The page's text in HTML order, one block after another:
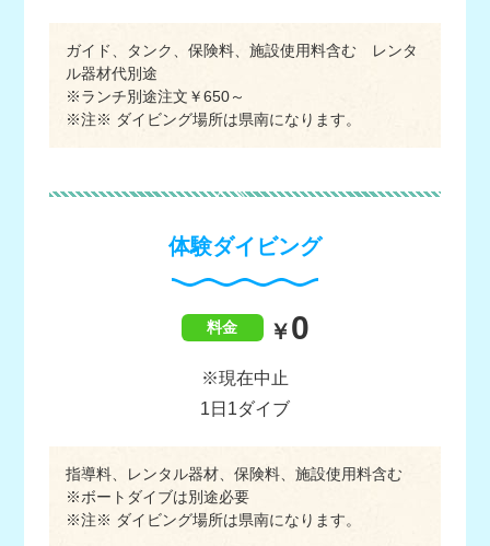
ガイド、タンク、保険料、施設使用料含む レンタ
ル器材代別途
※ランチ別途注文￥650～
※注※ ダイビング場所は県南になります。
体験ダイビング
料金 0
※現在中止
1日1ダイブ
指導料、レンタル器材、保険料、施設使用料含む
※ボートダイブは別途必要
※注※ ダイビング場所は県南になります。